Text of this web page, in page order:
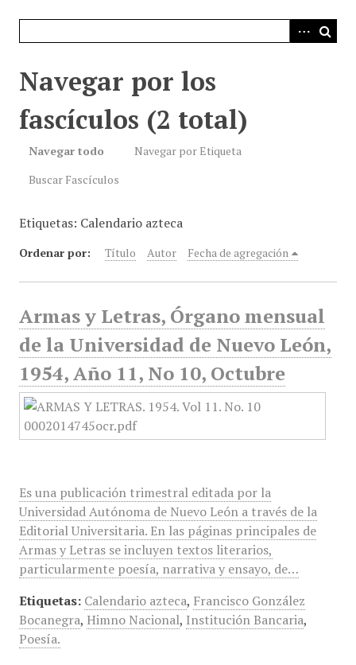
Navegar por los
fascículos (2 total)
Navegar todo
Navegar por Etiqueta
Buscar Fascículos
Etiquetas: Calendario azteca
Ordenar por: Título Autor Fecha de agregación
Armas y Letras, Órgano mensual
de la Universidad de Nuevo León,
1954, Año 11, No 10, Octubre
Es una publicación trimestral editada por la
Universidad Autónoma de Nuevo León a través de la
Editorial Universitaria. En las páginas principales de
Armas y Letras se incluyen textos literarios,
particularmente poesía, narrativa y ensayo, de…
Etiquetas: Calendario azteca, Francisco González
Bocanegra, Himno Nacional, Institución Bancaria,
Poesía.